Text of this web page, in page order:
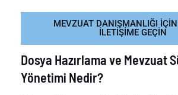
MEVZUAT DANIŞMANLIĞI
ILETIŞIME GEÇIN
Dosya Hazırlama ve Mevzuat
Yönetimi Nedir?